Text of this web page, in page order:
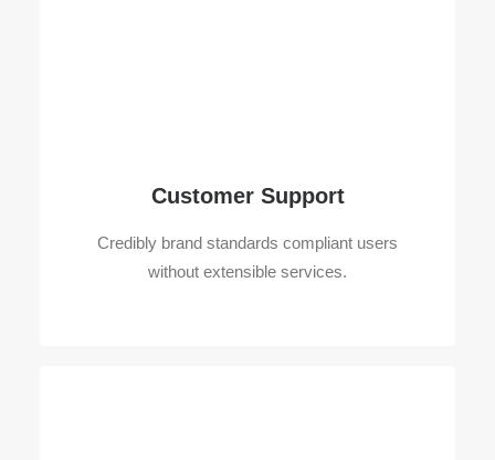
Customer Support
Credibly brand standards compliant users
without extensible services.